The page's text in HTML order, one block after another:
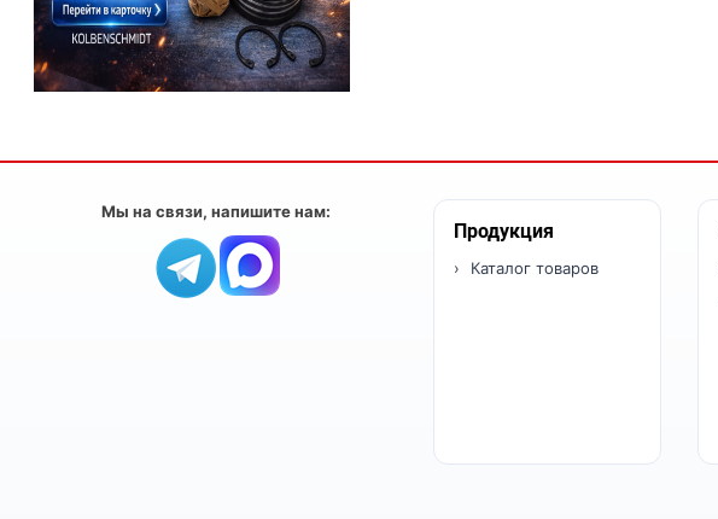
Мы на связи, напишите нам:
Продукция
Каталог товаров